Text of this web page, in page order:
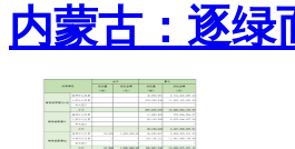
内蒙古：逐绿